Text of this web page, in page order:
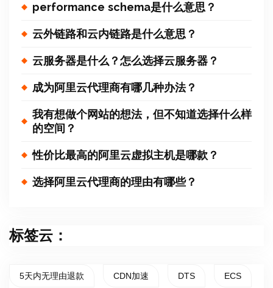
performance schema是什么意思？
云外链路和云内链路是什么意思？
云服务器是什么？怎么选择云服务器？
成为阿里云代理商有哪几种办法？
我有想做个网站的想法，但不知道选择什么样
的空间？
性价比最高的阿里云虚拟主机是哪款？
选择阿里云代理商的理由有哪些？
标签云：
5天内无理由退款 CDN加速 DTS ECS